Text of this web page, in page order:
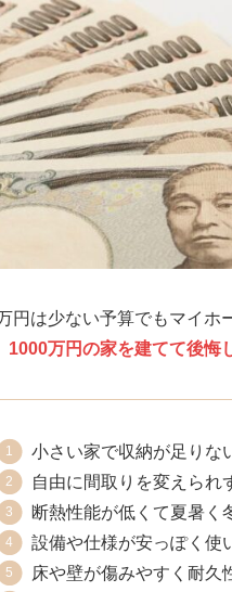
円は少ない予算でもマイホ
1000万円の家を建てて後悔
小さい家で収納が足りな
自由に間取りを変えられ
断熱性能が低くて夏暑く
設備や仕様が安っぽく使
床や壁が傷みやすく耐久